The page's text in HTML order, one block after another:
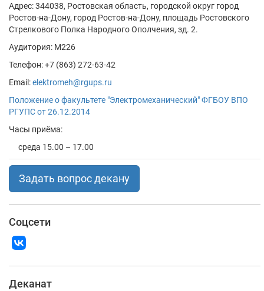
Адрес:344038, Ростовская область, городской округ город
Ростов-на-Дону, город Ростов-на-Дону, площадь Ростовского
Стрелкового Полка Народного Ополчения, зд. 2.
Аудитория: М226
Телефон: +7 (863) 272-63-42
Email:elektromeh@rgups.ru
Положение о факультете "Электромеханический" ФГБОУ ВПО
РГУПС от 26.12.2014
Часы приёма:
среда 15.00 – 17.00
Задать вопрос декану
Соцсети
Деканат